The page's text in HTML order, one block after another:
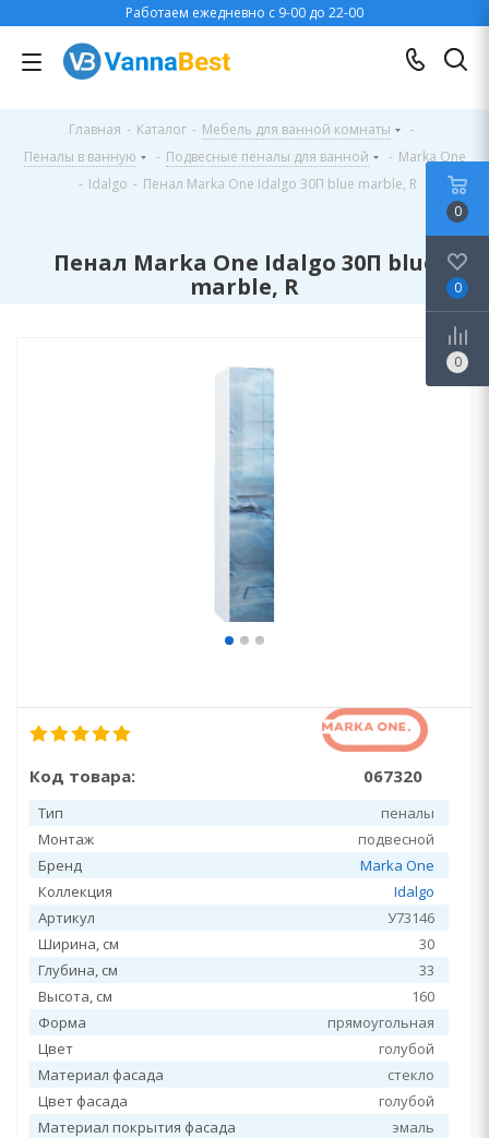
Работаем ежедневно с 9-00 до 22-00
Главная - Каталог - Мебель для ванной комнаты
-
Пеналы в ванную
- Подвесные пеналы для ванной - Marka One
- Idalgo - Пенал Marka One Idalgo 30П blue marble, R
Пенал Marka One Idalgo 30П blue
marble, R
Код товара: 067320
Тип
пеналы
Монтаж
подвесной
Бренд
Marka One
Коллекция
Idalgo
Артикул
У73146
Ширина, см
30
Глубина, см
33
Высота, см
160
Форма
прямоугольная
Цвет
голубой
Материал фасада
стекло
Цвет фасада
голубой
Материал покрытия фасада
эмаль
0
0
0